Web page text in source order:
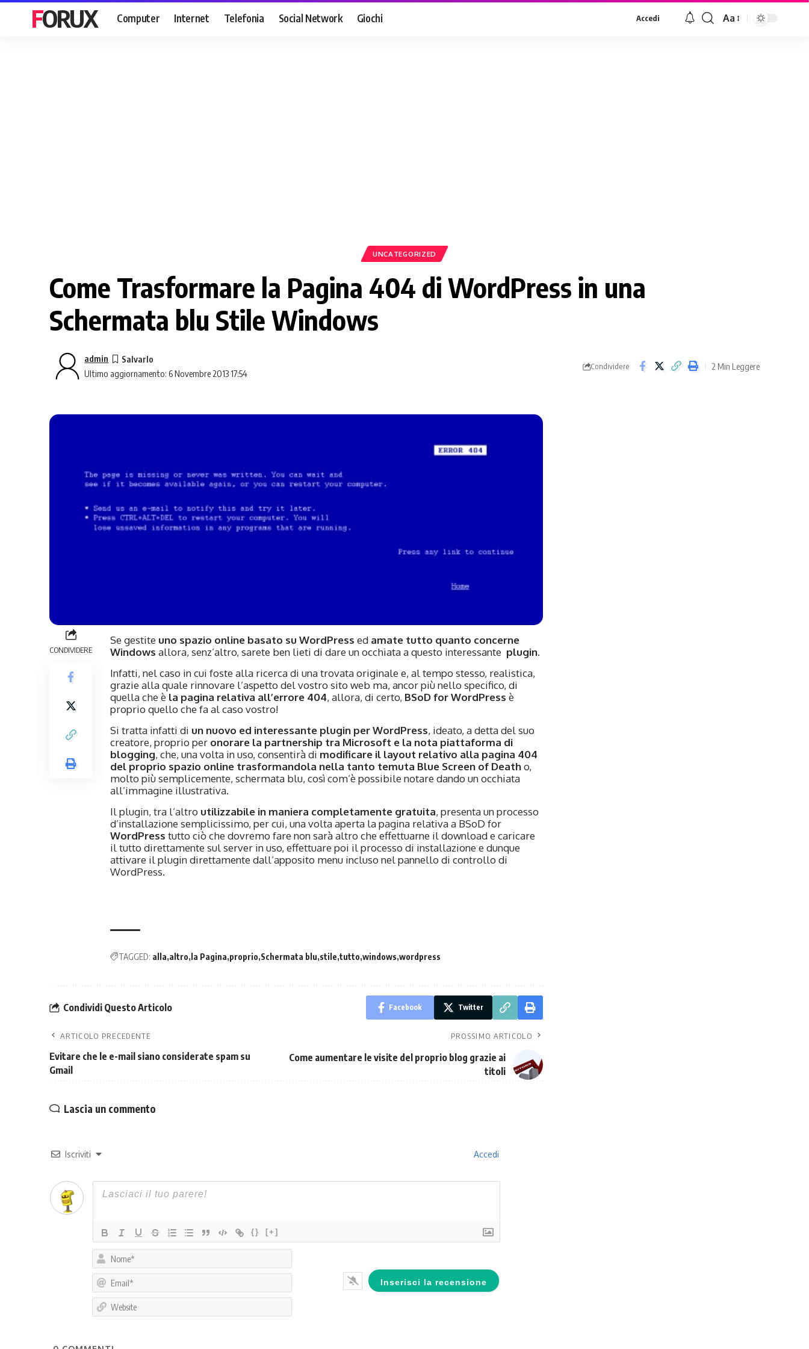
FORUX Computer Internet Telefonia Social Network Giochi Accedi Aa
UNCATEGORIZED
Come Trasformare la Pagina 404 di WordPress in una
Schermata blu Stile Windows
Ultimo aggiornamento: 6 Novembre 2013 17:54
admin
Condividere 2 Min Leggere
CONDIVIDERE
Se gestite uno spazio online basato su WordPress ed amate tutto quanto concerne
Windows allora, senz’altro, sarete ben lieti di dare un occhiata a questo interessante plugin.
Infatti, nel caso in cui foste alla ricerca di una trovata originale e, al tempo stesso, realistica,
grazie alla quale rinnovare l’aspetto del vostro sito web ma, ancor più nello specifico, di
quella che è la pagina relativa all’errore 404, allora, di certo, BSoD for WordPress è
proprio quello che fa al caso vostro!
Si tratta infatti di un nuovo ed interessante plugin per WordPress, ideato, a detta del suo
creatore, proprio per onorare la partnership tra Microsoft e la nota piattaforma di
blogging, che, una volta in uso, consentirà di modificare il layout relativo alla pagina 404
del proprio spazio online trasformandola nella tanto temuta Blue Screen of Deatho,
molto più semplicemente, schermata blu, così com’è possibile notare dando un occhiata
all’immagine illustrativa.
Il plugin, tra l’altro utilizzabile in maniera completamente gratuita, presenta un processo
d’installazione semplicissimo, per cui, una volta aperta la pagina relativa a BSoD for
WordPress tutto ciò che dovremo fare non sarà altro che effettuarne il download e caricare
il tutto direttamente sul server in uso, effettuare poi il processo di installazione e dunque
attivare il plugin direttamente dall’apposito menu incluso nel pannello di controllo di
WordPress.
TAGGED: alla altro la Pagina proprio Schermata blu stile tutto windows wordpress
Condividi Questo Articolo Facebook Twitter
ARTICOLO PRECEDENTE
Evitare che le e-mail siano considerate spam su
Gmail
PROSSIMO ARTICOLO
Come aumentare le visite del proprio blog grazie ai
titoli
Lascia un commento
Iscriviti Accedi
{} [+]